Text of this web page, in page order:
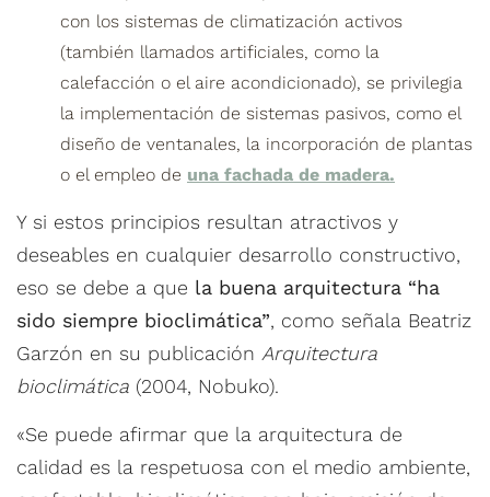
con los sistemas de climatización activos
(también llamados artificiales, como la
calefacción o el aire acondicionado), se privilegia
la implementación de sistemas pasivos, como el
diseño de ventanales, la incorporación de plantas
o el empleo de una fachada de madera.
Y si estos principios resultan atractivos y
deseables en cualquier desarrollo constructivo,
eso se debe a que la buena arquitectura “ha
sido siempre bioclimática”, como señala Beatriz
Garzón en su publicación Arquitectura
bioclimática (2004, Nobuko).
«Se puede afirmar que la arquitectura de
calidad es la respetuosa con el medio ambiente,